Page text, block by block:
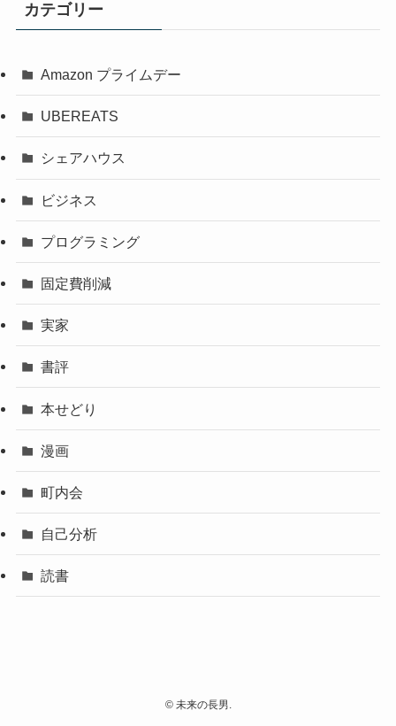
カテゴリー
Amazon プライムデー
UBEREATS
シェアハウス
ビジネス
プログラミング
固定費削減
実家
書評
本せどり
漫画
町内会
自己分析
読書
©未来の長男.